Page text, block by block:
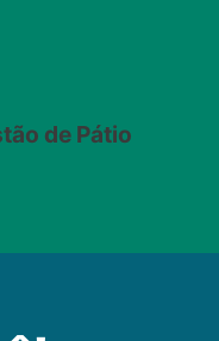
de Pátio